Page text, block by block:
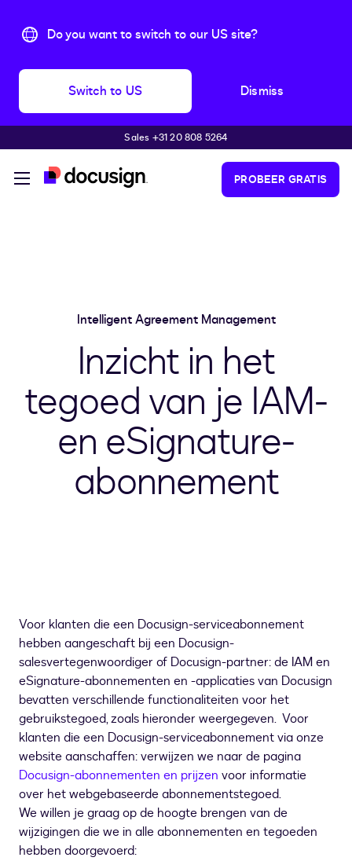
Do you want to switch to our US site?
Switch to US Dismiss
Pular para o conteúdo principal
Sales +31 20 808 5264
PROBEER GRATIS
Intelligent Agreement Management
Inzicht in het
tegoed van je IAM-
en eSignature-
abonnement
Voor klanten die een Docusign-serviceabonnement
hebben aangeschaft bij een Docusign-
salesvertegenwoordiger of Docusign-partner: de IAM en
eSignature-abonnementen en -applicaties van Docusign
bevatten verschillende functionaliteiten voor het
gebruikstegoed, zoals hieronder weergegeven. Voor
klanten die een Docusign-serviceabonnement via onze
website aanschaffen: verwijzen we naar de pagina
Docusign-abonnementen en prijzen voor informatie
over het webgebaseerde abonnementstegoed.
We willen je graag op de hoogte brengen van de
wijzigingen die we in alle abonnementen en tegoeden
hebben doorgevoerd: